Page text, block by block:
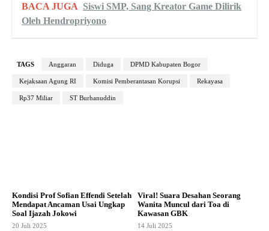
BACA JUGA Siswi SMP, Sang Kreator Game Dilirik
Oleh Hendropriyono
TAGS Anggaran Diduga DPMD Kabupaten Bogor
Kejaksaan Agung RI Komisi Pemberantasan Korupsi Rekayasa
Rp37 Miliar ST Burhanuddin
Kondisi Prof Sofian Effendi Setelah
Mendapat Ancaman Usai Ungkap
Soal Ijazah Jokowi
20 Juli 2025
Viral! Suara Desahan Seorang
Wanita Muncul dari Toa di
Kawasan GBK
14 Juli 2025